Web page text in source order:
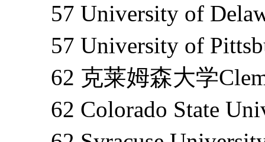
57 University of
57 University of
62 克莱姆森大学
62 Colorado State